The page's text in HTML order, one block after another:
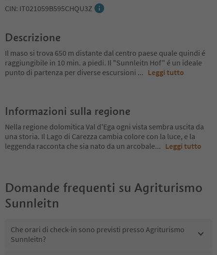
CIN: IT021059B595CHQU3Z
Descrizione
Il maso si trova 650 m distante dal centro paese quale quindi é
raggiungibile in 10 min. a piedi. Il "Sunnleitn Hof" é un ideale
punto di partenza per diverse escursioni ... Leggi tutto
Informazioni sulla regione
Nella regione dolomitica Val d'Ega ogni vista sembra uscita da
una storia. Il Lago di Carezza cambia colore con la luce, e la
leggenda racconta che sia nato da un arcobale... Leggi tutto
Domande frequenti su Agriturismo
Sunnleitn
Che orari di check-in sono previsti presso Agriturismo
Sunnleitn?